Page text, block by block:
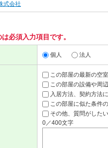
式会社
必須入力項目です。
個人 法人
この部屋の最新の空
この部屋の設備や周
入居方法、契約方法
この部屋に似た条件
その他、質問がした
0／400文字